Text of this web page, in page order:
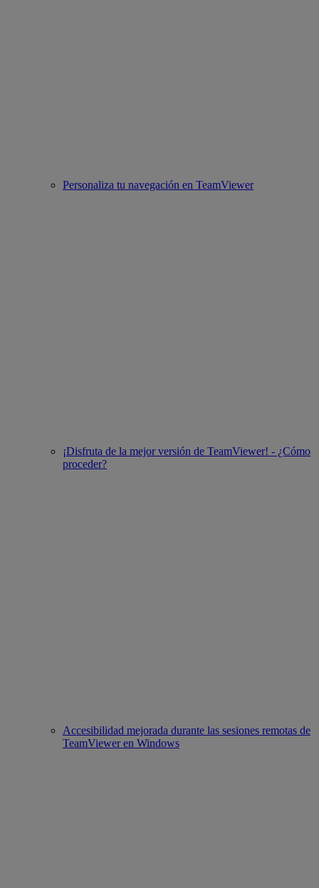
Personaliza tu navegación en TeamViewer
¡Disfruta de la mejor versión de TeamViewer! - ¿Cómo
proceder?
Accesibilidad mejorada durante las sesiones remotas de
TeamViewer en Windows